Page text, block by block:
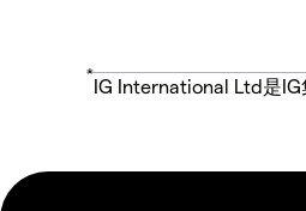
*
IG International Ltd是IG